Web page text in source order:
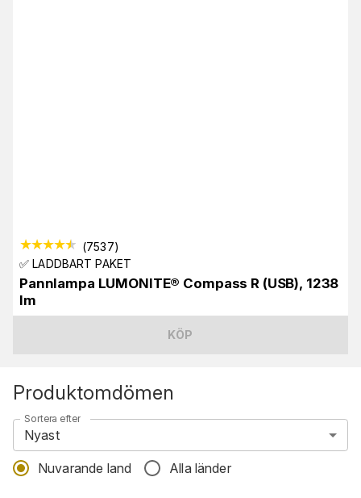
(7537)
✅ LADDBART PAKET
Pannlampa LUMONITE® Compass R (USB), 1238
lm
KÖP
Produktomdömen
Sortera efter
Nyast
Nuvarande land Alla länder